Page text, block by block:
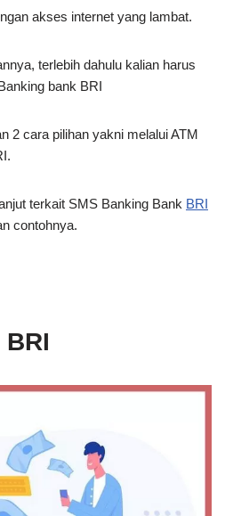
akses internet yang lambat.
terlebih dahulu kalian harus
bank BRI
2 cara pilihan yakni melalui ATM
terkait SMS Banking Bank BRI
contohnya.